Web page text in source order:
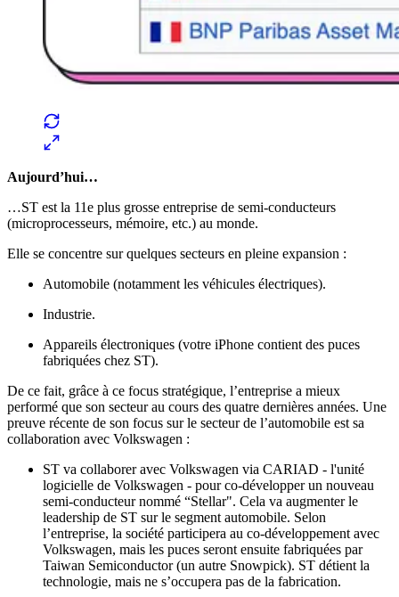
Aujourd’hui…
…ST est la 11e plus grosse entreprise de semi-conducteurs
(microprocesseurs, mémoire, etc.) au monde.
Elle se concentre sur quelques secteurs en pleine expansion :
Automobile (notamment les véhicules électriques).
Industrie.
Appareils électroniques (votre iPhone contient des puces
fabriquées chez ST).
De ce fait, grâce à ce focus stratégique, l’entreprise a mieux
performé que son secteur au cours des quatre dernières années. Une
preuve récente de son focus sur le secteur de l’automobile est sa
collaboration avec Volkswagen :
ST va collaborer avec Volkswagen via CARIAD - l'unité
logicielle de Volkswagen - pour co-développer un nouveau
semi-conducteur nommé “Stellar". Cela va augmenter le
leadership de ST sur le segment automobile. Selon
l’entreprise, la société participera au co-développement avec
Volkswagen, mais les puces seront ensuite fabriquées par
Taiwan Semiconductor (un autre Snowpick). ST détient la
technologie, mais ne s’occupera pas de la fabrication.